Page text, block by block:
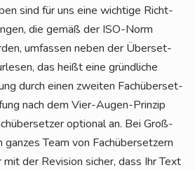
sind für uns eine wich­ti­ge Richt­
die gemäß der ISO-Norm
umfas­sen neben der Über­set­
das heißt eine gründ­li­che
durch einen zwei­ten Fach­über­set­
nach dem Vier-Augen-Prin­zip
optio­nal an. Bei Groß­
Team von Fach­über­set­zern
der Revi­si­on sicher, dass Ihr Text